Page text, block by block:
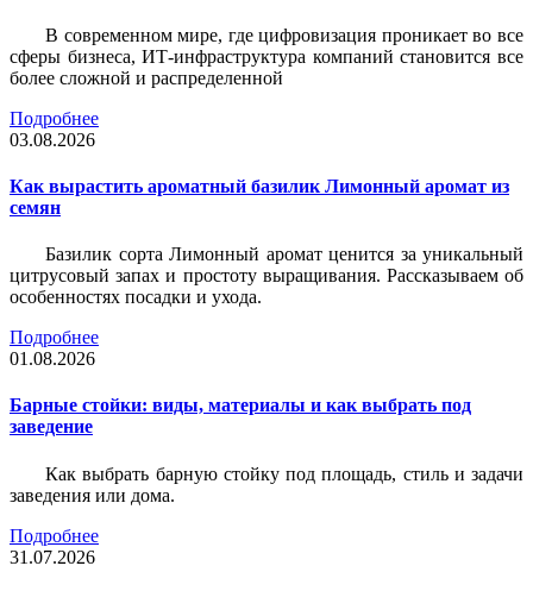
В современном мире, где цифровизация проникает во все
сферы бизнеса, ИТ-инфраструктура компаний становится все
более сложной и распределенной
Подробнее
03.08.2026
Как вырастить ароматный базилик Лимонный аромат из
семян
Базилик сорта Лимонный аромат ценится за уникальный
цитрусовый запах и простоту выращивания. Рассказываем об
особенностях посадки и ухода.
Подробнее
01.08.2026
Барные стойки: виды, материалы и как выбрать под
заведение
Как выбрать барную стойку под площадь, стиль и задачи
заведения или дома.
Подробнее
31.07.2026